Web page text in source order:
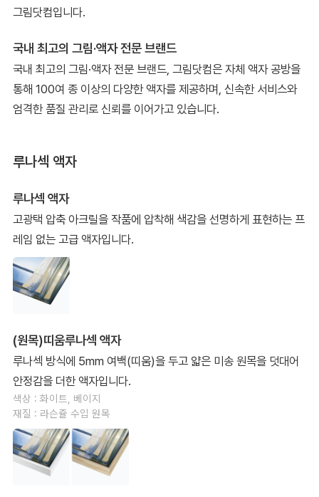
그림닷컴입니다.
국내 최고의 그림·액자 전문 브랜드
국내 최고의 그림·액자 전문 브랜드, 그림닷컴은 자체 액자 공방을
통해 100여 종 이상의 다양한 액자를 제공하며, 신속한 서비스와
엄격한 품질 관리로 신뢰를 이어가고 있습니다.
루나섹 액자
루나섹 액자
고광택 압축 아크릴을 작품에 압착해 색감을 선명하게 표현하는 프
레임 없는 고급 액자입니다.
(원목)띠움루나섹 액자
루나섹 방식에 5mm 여백(띠움)을 두고 얇은 미송 원목을 덧대어
안정감을 더한 액자입니다.
색상 : 화이트, 베이지
재질 : 라슨쥴 수입 원목